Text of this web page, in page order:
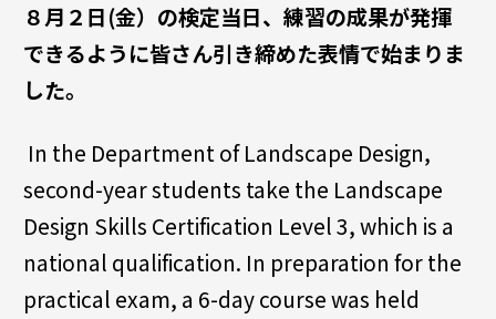
８月２日(金）の検定当日、練習の成果が発揮
できるように皆さん引き締めた表情で始まりま
した。
In the Department of Landscape Design,
second-year students take the Landscape
Design Skills Certification Level 3, which is a
national qualification. In preparation for the
practical exam, a 6-day course was held